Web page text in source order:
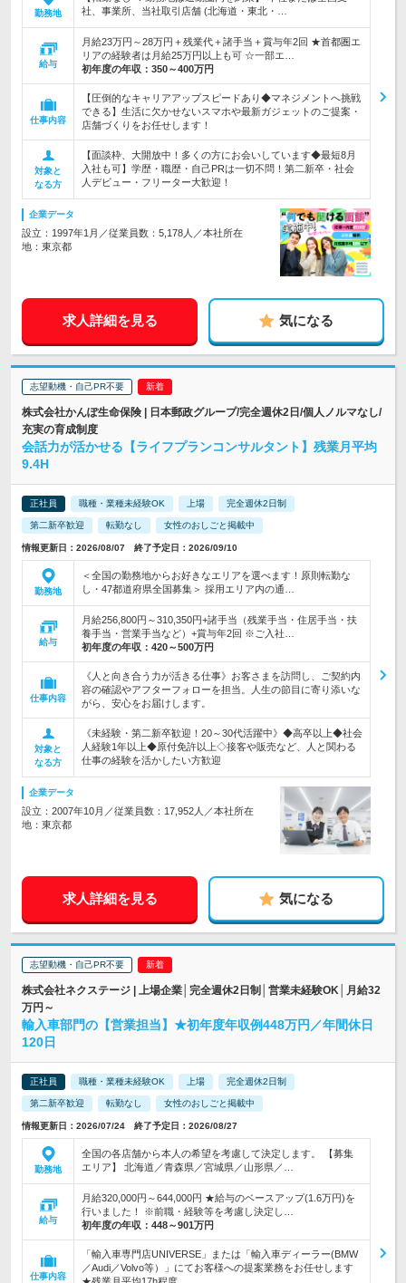
勤務地
社、事業所、当社取引店舗 (北海道・東北・…
給与
月給23万円～28万円＋残業代＋諸手当＋賞与年2回 ★首都圏エ
リアの経験者は月給25万円以上も可 ☆一部エ…
初年度の年収： 350～400万円
仕事内容
【圧倒的なキャリアアップスピードあり◆マネジメントへ挑戦
できる】生活に欠かせないスマホや最新ガジェットのご提案・
店舗づくりをお任せします！
対象と
なる方
【面談枠、大開放中！多くの方にお会いしています◆最短8月
入社も可】学歴・職歴・自己PRは一切不問！第二新卒・社会
人デビュー・フリーター大歓迎！
企業データ
設立：1997年1月／従業員数：5,178人／本社所在
地：東京都
求人詳細を見る 気になる
志望動機・自己PR不要
株式会社かんぽ生命保険 | 日本郵政グループ/完全週休2日/個人ノルマなし/
充実の育成制度
会話力が活かせる【ライフプランコンサルタント】残業月平均
9.4H
正社員 職種・業種未経験OK 上場 完全週休2日制
第二新卒歓迎 転勤なし 女性のおしごと掲載中
情報更新日：2026/08/07 終了予定日：2026/09/10
勤務地
＜全国の勤務地からお好きなエリアを選べます！原則転勤な
し・47都道府県全国募集＞ 採用エリア内の通…
給与
月給256,800円～310,350円+諸手当（残業手当・住居手当・扶
養手当・営業手当など）+賞与年2回 ※ご入社…
初年度の年収： 420～500万円
仕事内容
《人と向き合う力が活きる仕事》お客さまを訪問し、ご契約内
容の確認やアフターフォローを担当。人生の節目に寄り添いな
がら、安心をお届けします。
対象と
なる方
《未経験・第二新卒歓迎！20～30代活躍中》◆高卒以上◆社会
人経験1年以上◆原付免許以上◇接客や販売など、人と関わる
仕事の経験を活かしたい方歓迎
企業データ
設立：2007年10月／従業員数：17,952人／本社所在
地：東京都
求人詳細を見る 気になる
志望動機・自己PR不要
株式会社ネクステージ | 上場企業│完全週休2日制│営業未経験OK│月給32
万円～
輸入車部門の【営業担当】★初年度年収例448万円／年間休日
120日
正社員 職種・業種未経験OK 上場 完全週休2日制
第二新卒歓迎 転勤なし 女性のおしごと掲載中
情報更新日：2026/07/24 終了予定日：2026/08/27
勤務地
全国の各店舗から本人の希望を考慮して決定します。 【募集
エリア】 北海道／青森県／宮城県／山形県／…
給与
月給320,000円～644,000円 ★給与のベースアップ(1.6万円)を
行いました！ ※前職・経験等を考慮し決定し…
初年度の年収： 448～901万円
仕事内容
「輸入車専門店UNIVERSE」または「輸入車ディーラー(BMW
／Audi／Volvo等）」にてお客様への提案業務をお任せします